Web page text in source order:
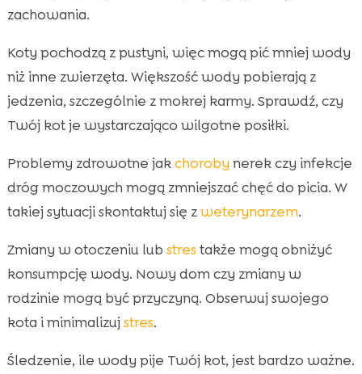
zachowania.
Koty pochodzą z pustyni, więc mogą pić mniej wody
niż inne zwierzęta. Większość wody pobierają z
jedzenia, szczególnie z mokrej karmy. Sprawdź, czy
Twój kot je wystarczająco wilgotne posiłki.
Problemy zdrowotne jakchoroby nerek czy infekcje
dróg moczowych mogą zmniejszać chęć do picia. W
takiej sytuacji skontaktuj się zweterynarzem.
Zmiany w otoczeniu lub strestakże mogą obniżyć
konsumpcję wody. Nowy dom czy zmiany w
rodzinie mogą być przyczyną. Obserwuj swojego
kota i minimalizuj stres.
Śledzenie, ile wody pije Twój kot, jest bardzo ważne.